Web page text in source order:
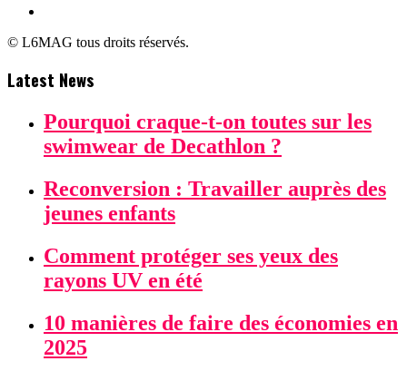
© L6MAG tous droits réservés.
Latest News
Pourquoi craque-t-on toutes sur les
swimwear de Decathlon ?
Reconversion : Travailler auprès des
jeunes enfants
Comment protéger ses yeux des
rayons UV en été
10 manières de faire des économies en
2025